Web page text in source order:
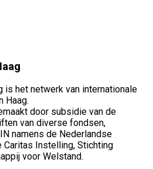
is het netwerk van internationale
Haag.
door subsidie van de
van diverse fondsen,
namens de Nederlandse
Instelling, Stichting
voor Welstand.